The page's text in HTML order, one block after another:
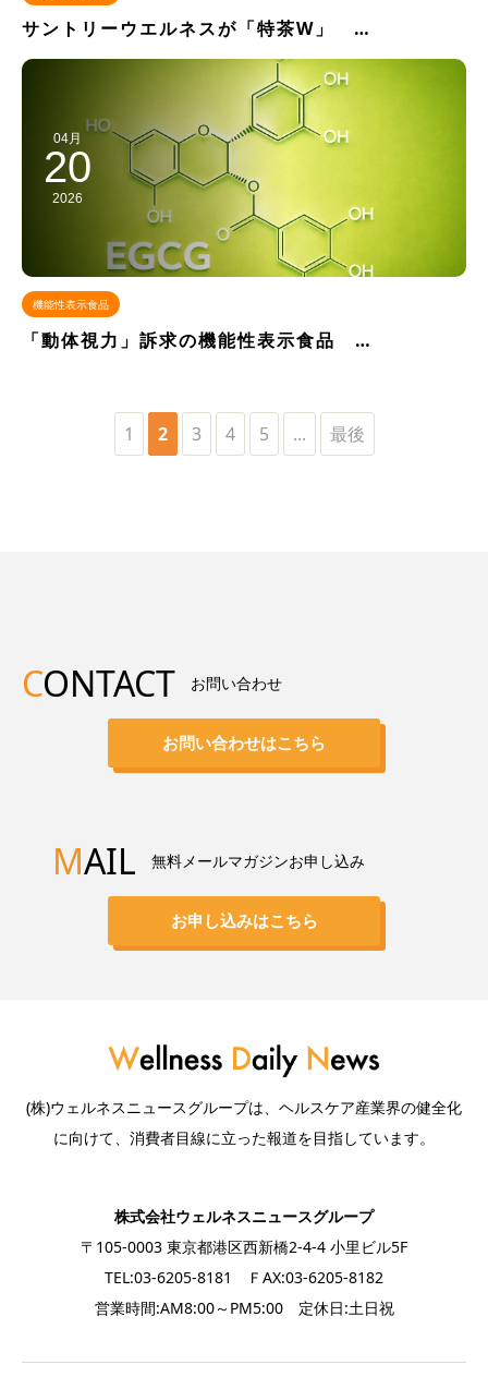
サントリーウエルネスが「特茶W」 …
04月
20
2026
機能性表示食品
「動体視力」訴求の機能性表示食品 …
1 2 3 4 5 ... 最後
CONTACT お問い合わせ
お問い合わせはこちら
MAIL 無料メールマガジンお申し込み
お申し込みはこちら
(株)ウェルネスニュースグループは、ヘルスケア産業界の健全化
に向けて、消費者目線に立った報道を目指しています。
株式会社ウェルネスニュースグループ
〒105-0003 東京都港区西新橋2-4-4 小里ビル5F
TEL:03-6205-8181 ＦAX:03-6205-8182
営業時間:AM8:00～PM5:00 定休日:土日祝